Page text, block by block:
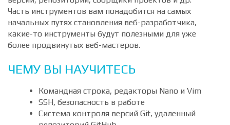
разработчика - терминал, ssh, ftp, хостинг и домен,
редактор кода, настройка окружения, контроль
версий, репозиторий, сборщики проектов и др.
Часть инструментов вам понадобится на самых
начальных путях становления веб-разработчика,
более продвинутых веб-мастеров.
ЧЕМУ ВЫ НАУЧИТЕСЬ
Командная строка, редакторы Nano и Vim